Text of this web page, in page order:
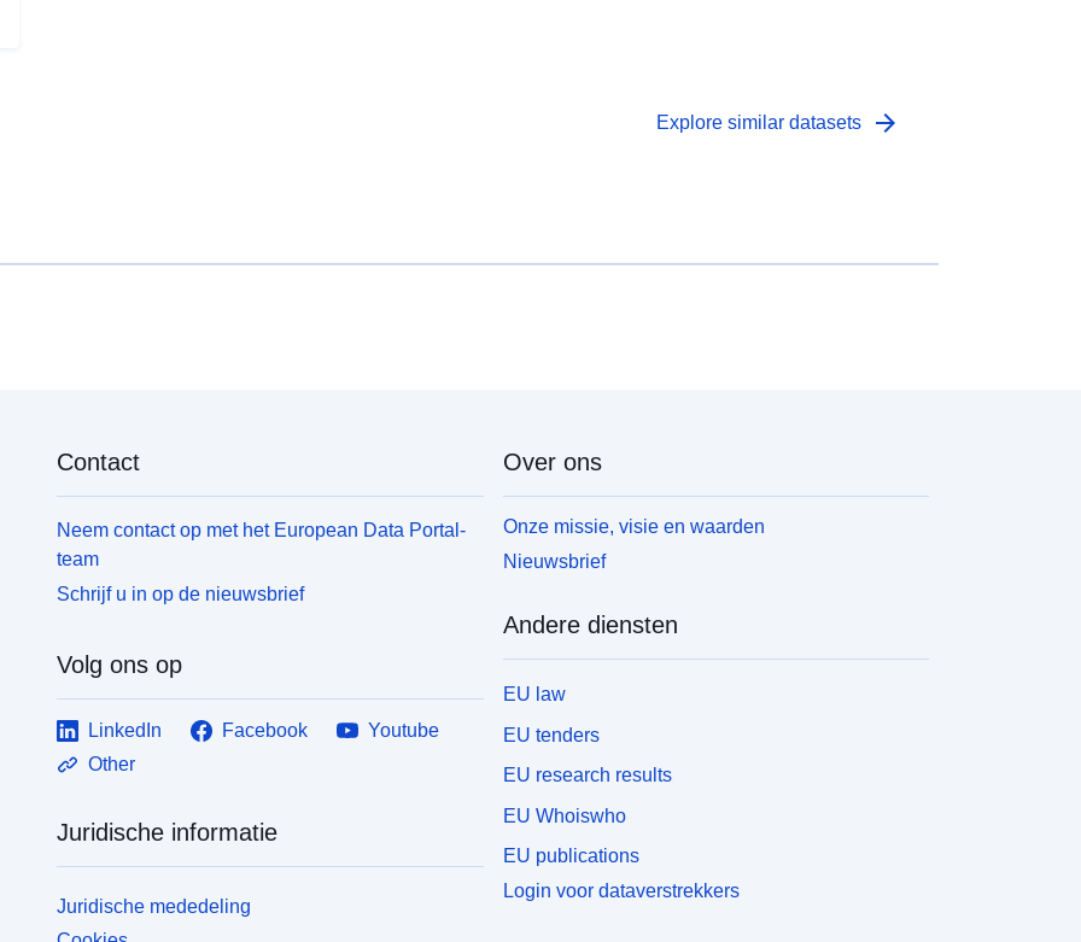
Explore similar datasets arrow_forward
Contact
Neem contact op met het European Data Portal-
team
Schrijf u in op de nieuwsbrief
Volg ons op
LinkedIn Facebook
Youtube
Other
Juridische informatie
Juridische mededeling
Over ons
Onze missie, visie en waarden
Nieuwsbrief
Andere diensten
EU law
EU tenders
EU research results
EU Whoiswho
EU publications
Login voor dataverstrekkers